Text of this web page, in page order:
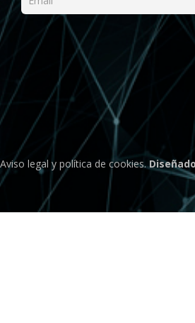
Aviso legal y política de cookies.